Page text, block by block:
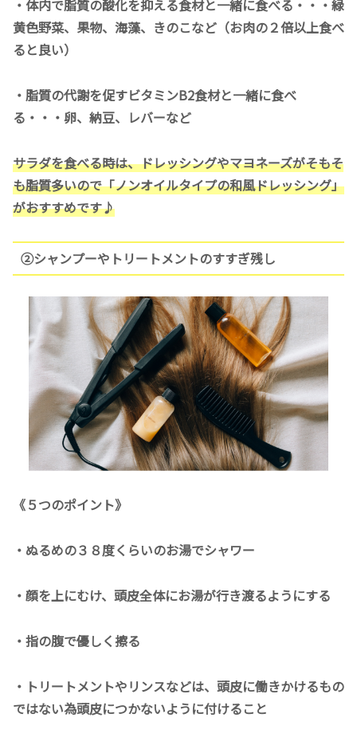
・体内で脂質の酸化を抑える食材と一緒に食べる・・・緑
黄色野菜、果物、海藻、きのこなど（お肉の２倍以上食べ
ると良い）
・脂質の代謝を促すビタミンB2食材と一緒に食べ
る・・・卵、納豆、レバーなど
サラダを食べる時は、ドレッシングやマヨネーズがそもそ
も脂質多いので「ノンオイルタイプの和風ドレッシング」
がおすすめです♪
②シャンプーやトリートメントのすすぎ残し
《５つのポイント》
・ぬるめの３８度くらいのお湯でシャワー
・顔を上にむけ、頭皮全体にお湯が行き渡るようにする
・指の腹で優しく擦る
・トリートメントやリンスなどは、頭皮に働きかけるもの
ではない為頭皮につかないように付けること